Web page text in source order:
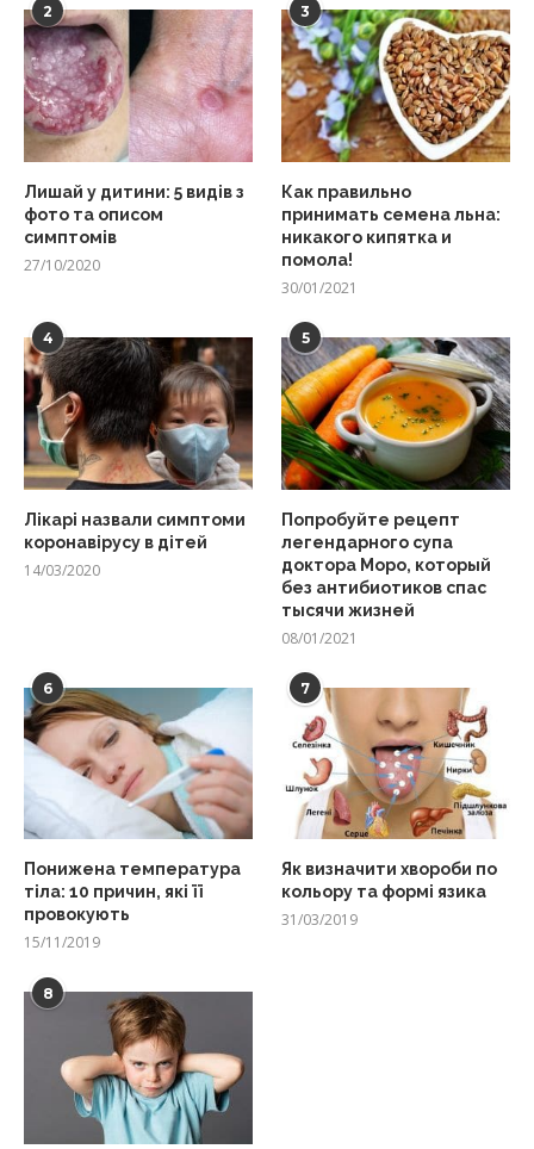
2
Лишай у дитини: 5 видів з
фото та описом
симптомів
27/10/2020
3
Как правильно
принимать семена льна:
никакого кипятка и
помола!
30/01/2021
4
Лікарі назвали симптоми
коронавірусу в дітей
14/03/2020
5
Попробуйте рецепт
легендарного супа
доктора Моро, который
без антибиотиков спас
тысячи жизней
08/01/2021
6
Понижена температура
тіла: 10 причин, які її
провокують
15/11/2019
7
Як визначити хвороби по
кольору та формі язика
31/03/2019
8